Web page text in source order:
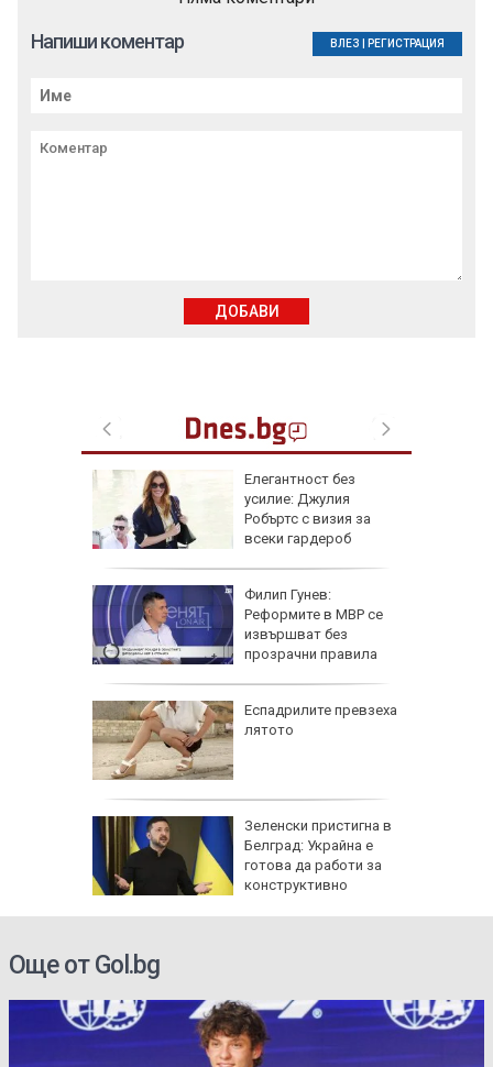
Елегантност без
усилие: Джулия
Робъртс с визия за
всеки гардероб
Филип Гунев:
Реформите в МВР се
извършват без
прозрачни правила
Еспадрилите превзеха
лятото
Зеленски пристигна в
Белград: Украйна е
готова да работи за
конструктивно
Напиши коментар ВЛЕЗ РЕГИСТРАЦИЯ
ДОБАВИ
Още от Gol.bg